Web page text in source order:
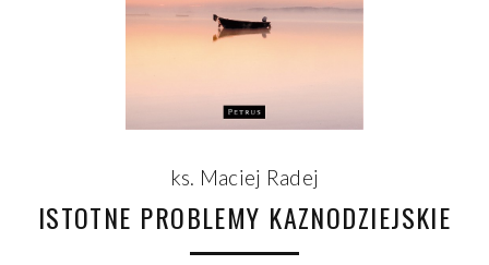
ks. Maciej Radej
ISTOTNE PROBLEMY KAZNODZIEJSKIE